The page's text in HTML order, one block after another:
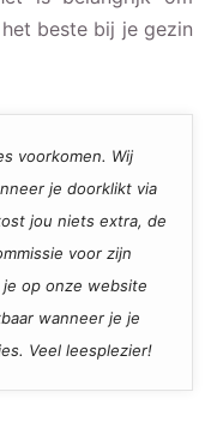
beste bij je gezin
voorkomen. Wij
je doorklikt via
jou niets extra, de
voor zijn
op onze website
wanneer je je
Veel leesplezier!